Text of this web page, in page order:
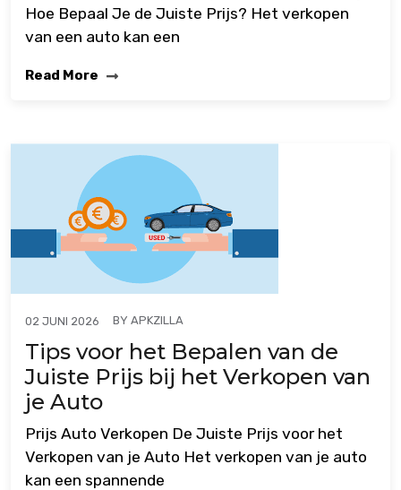
Hoe Bepaal Je de Juiste Prijs? Het verkopen
van een auto kan een
Read More
02 JUNI 2026 BY APKZILLA
Tips voor het Bepalen van de
Juiste Prijs bij het Verkopen van
je Auto
Prijs Auto Verkopen De Juiste Prijs voor het
Verkopen van je Auto Het verkopen van je auto
kan een spannende